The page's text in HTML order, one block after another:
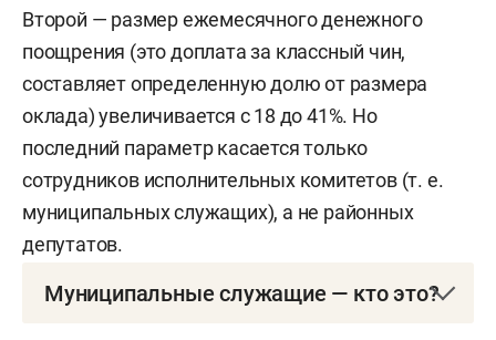
Второй — размер ежемесячного денежного
поощрения (это доплата за классный чин,
составляет определенную долю от размера
оклада) увеличивается с 18 до 41%. Но
последний параметр касается только
сотрудников исполнительных комитетов (т. е.
муниципальных служащих), а не районных
депутатов.
Муниципальные служащие — кто это?